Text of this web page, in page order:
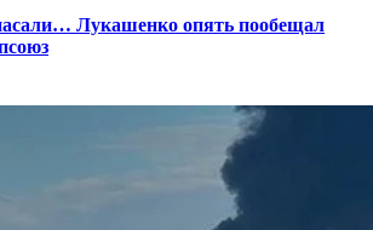
Лукашенко опять пообещал